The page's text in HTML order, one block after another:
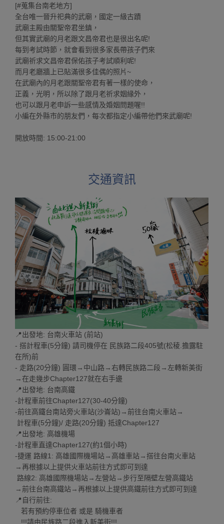
[#蒐集台南老地方]
全台唯一晉升祀典的武廟，國定一級古蹟
武廟主殿由關聖帝君坐鎮，
但其實武廟的月老跟文昌帝君也是很出名呢!
每到考試時節，就會看到很多家長帶孩子們來
武廟祈求文昌帝君保佑孩子考試順利呢!
而月老廳牆上已貼滿很多佳偶的照片~
在武廟內的月老跟關聖帝君有著一樣的使命，
正義，光明，所以除了跟月老祈求姻緣外，
也可以跟月老申訴一些感情及婚姻問題喔!!
小編在外縣市的朋友們，每次都指定小編帶他們來武廟呢!
開放時間: 15:00-21:00
交通資訊
📍出發地: 台南火車站 (前站)
- 搭計程車(5分鐘) 請司機停在 民族路二段405號(松稜.擔露駐
在所)前
- 走路(20分鐘) 圓環→中山路→右轉民族路二段→左轉新美街
→在走幾步Chapter127就在右手邊
📍出發地: 台南高鐵
-計程車前往Chapter127(30-40分鐘)
-前往高鐵台南站旁火車站(沙崙站)→前往台南火車站→
計程車(5分鐘)/ 走路(20分鐘) 抵達Chapter127
📍出發地: 高雄機場
-計程車直達Chapter127(約1個小時)
-捷運 路線1: 高雄國際機場站→高雄車站→搭往台南火車站
→再根據以上提供火車站前往方式即可到達
路線2: 高雄國際機場站→左營站→步行至隔壁左營高鐵站
→前往台南高鐵站→再根據以上提供高鐵前往方式即可到達
📍自行前往:
若有預約停車位者 或是 騎機車者
!!!請由民族路二段進入新美街!!!